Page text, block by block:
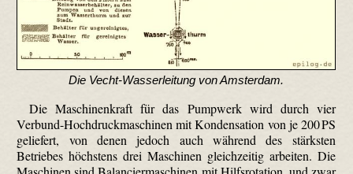
Die Vecht-Wasserleitung von Amsterdam.
Die Maschinenkraft für das Pumpwerk wird durch vier
Verbund-Hochdruckmaschinen mit Kondensation von je 200 PS
geliefert, von denen jedoch auch während des stärksten
Betriebes höchstens drei Maschinen gleichzeitig arbeiten. Die